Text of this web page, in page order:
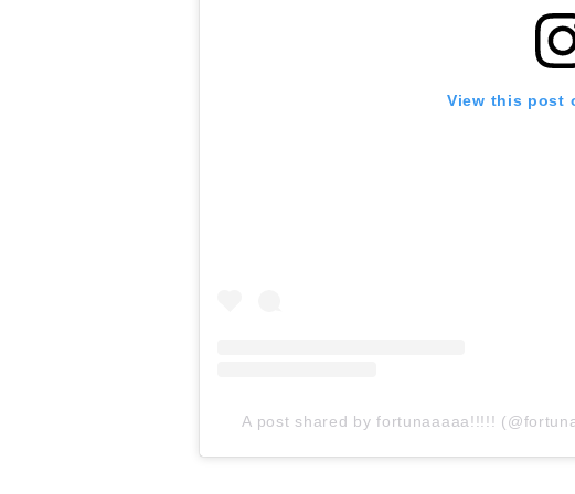
View this post
A post shared by fortunaaaaa!!!!!